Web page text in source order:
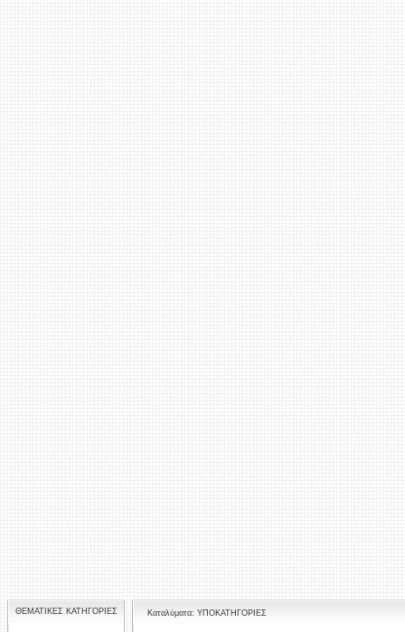
ΘΕΜΑΤΙΚΕΣ ΚΑΤΗΓΟΡΙΕΣ Καταλύματα: ΥΠΟΚΑΤΗΓΟΡΙΕΣ